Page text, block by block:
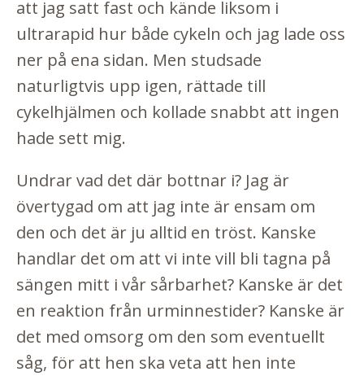
att jag satt fast och kände liksom i
ultrarapid hur både cykeln och jag lade oss
ner på ena sidan. Men studsade
naturligtvis upp igen, rättade till
cykelhjälmen och kollade snabbt att ingen
hade sett mig.
Undrar vad det där bottnar i? Jag är
övertygad om att jag inte är ensam om
den och det är ju alltid en tröst. Kanske
handlar det om att vi inte vill bli tagna på
sängen mitt i vår sårbarhet? Kanske är det
en reaktion från urminnestider? Kanske är
det med omsorg om den som eventuellt
såg, för att hen ska veta att hen inte